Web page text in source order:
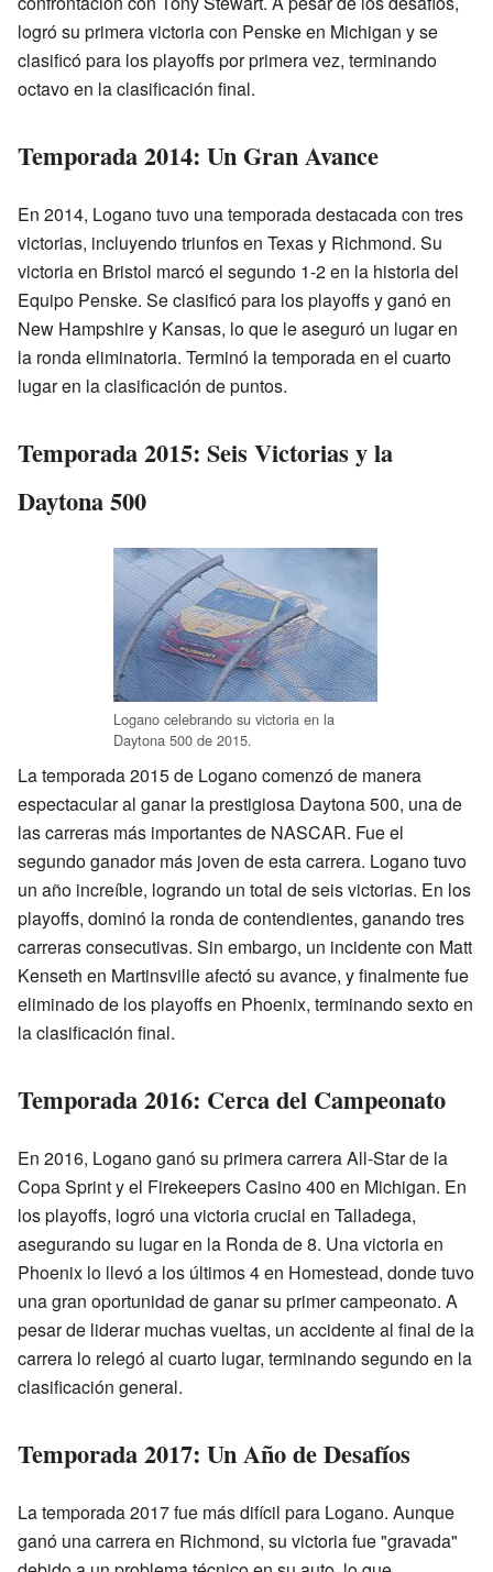
logró su primera victoria con Penske en Michigan y se
clasificó para los playoffs por primera vez, terminando
octavo en la clasificación final.
Temporada 2014: Un Gran Avance
En 2014, Logano tuvo una temporada destacada con tres
victorias, incluyendo triunfos en Texas y Richmond. Su
victoria en Bristol marcó el segundo 1-2 en la historia del
Equipo Penske. Se clasificó para los playoffs y ganó en
New Hampshire y Kansas, lo que le aseguró un lugar en
la ronda eliminatoria. Terminó la temporada en el cuarto
lugar en la clasificación de puntos.
Temporada 2015: Seis Victorias y la
Daytona 500
Logano celebrando su victoria en la
Daytona 500 de 2015.
La temporada 2015 de Logano comenzó de manera
espectacular al ganar la prestigiosa Daytona 500, una de
las carreras más importantes de NASCAR. Fue el
segundo ganador más joven de esta carrera. Logano tuvo
un año increíble, logrando un total de seis victorias. En los
playoffs, dominó la ronda de contendientes, ganando tres
carreras consecutivas. Sin embargo, un incidente con Matt
Kenseth en Martinsville afectó su avance, y finalmente fue
eliminado de los playoffs en Phoenix, terminando sexto en
la clasificación final.
Temporada 2016: Cerca del Campeonato
En 2016, Logano ganó su primera carrera All-Star de la
Copa Sprint y el Firekeepers Casino 400 en Michigan. En
los playoffs, logró una victoria crucial en Talladega,
asegurando su lugar en la Ronda de 8. Una victoria en
Phoenix lo llevó a los últimos 4 en Homestead, donde tuvo
una gran oportunidad de ganar su primer campeonato. A
pesar de liderar muchas vueltas, un accidente al final de la
carrera lo relegó al cuarto lugar, terminando segundo en la
clasificación general.
Temporada 2017: Un Año de Desafíos
La temporada 2017 fue más difícil para Logano. Aunque
ganó una carrera en Richmond, su victoria fue "gravada"